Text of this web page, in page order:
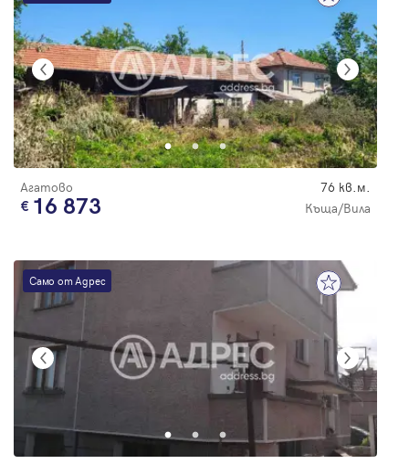
Агатово 76 кв.м.
16 873 Къща/Вила
Само от Адрес